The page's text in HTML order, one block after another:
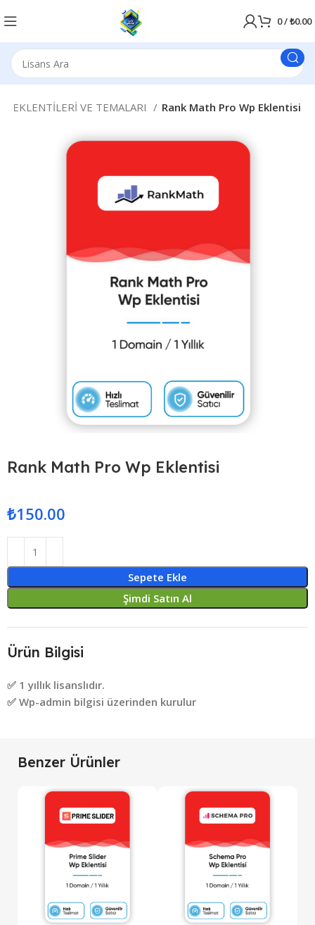
0/₺0.00
EKLENTİLERİ VE TEMALARI Rank Math Pro Wp Eklentisi
Rank Math Pro Wp Eklentisi
₺150.00
Sepete Ekle
Şimdi Satın Al
Ürün Bilgisi
✅ 1 yıllık lisanslıdır.
✅ Wp-admin bilgisi üzerinden kurulur
Benzer Ürünler